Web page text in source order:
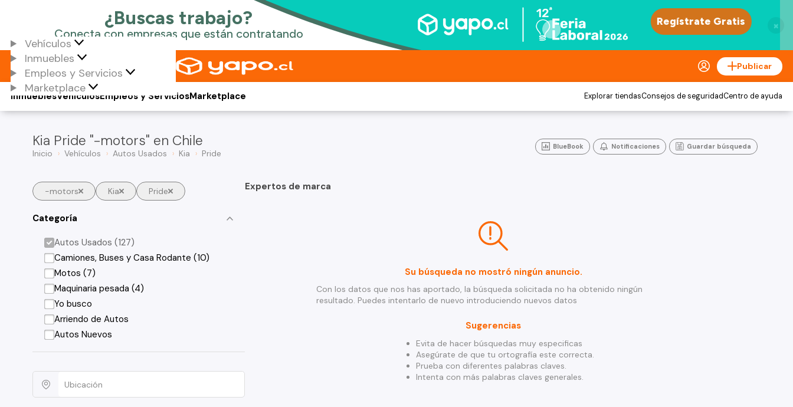
×
Vehículos
Inmuebles
Empleos y Servicios
Marketplace
Publicar
Vehículos
Inmuebles Empleos y ServiciosMarketplace Explorar tiendasConsejos de seguridadCentro de ayuda
Kia Pride "-motors" en Chile
Inicio Vehículos Autos Usados Kia Pride
BlueBook Notificaciones Guardar búsqueda
-motors Kia Pride
Categoría
Autos Usados (127)
Camiones, Buses y Casa Rodante (10)
Motos (7)
Maquinaria pesada (4)
Yo busco
Arriendo de Autos
Autos Nuevos
Expertos de marca
Su búsqueda no mostró ningún anuncio.
Con los datos que nos has aportado, la búsqueda solicitada no ha obtenido ningún
resultado. Puedes intentarlo de nuevo introduciendo nuevos datos
Sugerencias
Evita de hacer búsquedas muy especificas
Asegúrate de que tu ortografía este correcta.
Prueba con diferentes palabras claves.
Intenta con más palabras claves generales.